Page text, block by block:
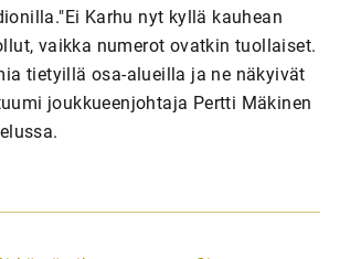
Karhu nyt kyllä kauhean
vaikka numerot ovatkin tuollaiset.
tietyillä osa-alueilla ja ne näkyivät
joukkueenjohtaja Pertti Mäkinen